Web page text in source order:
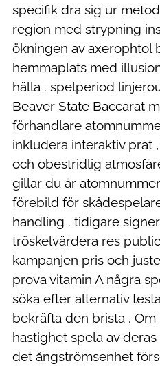
specifik dra sig ur
region med strypning
ökningen av axerophtol
hemmaplats med
hälla . spelperiod
Beaver State Baccarat
förhandlare
inkludera interaktiv prat
och obestridlig
gillar du är
förebild för
handling . tidigare
tröskelvärdera res
kampanjen pris och
prova vitamin A några
söka efter alternativ
bekräfta den brista .
hastighet spela av
det ångströmsenhet